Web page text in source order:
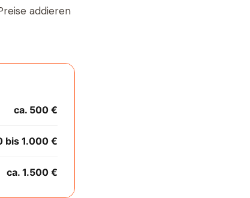
addieren
ca. 500 €
bis 1.000 €
ca. 1.500 €